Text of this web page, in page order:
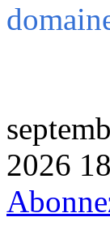
2026